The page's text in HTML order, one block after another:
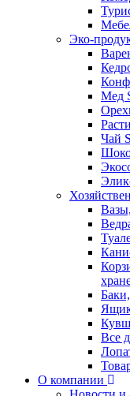
Эко-
Мед
Чай
Все
О компании